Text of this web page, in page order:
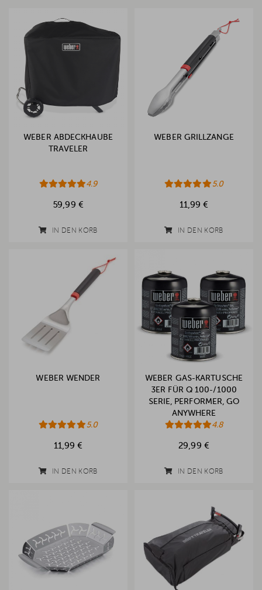
WEBER ABDECKHAUBE
TRAVELER
4.9
59,99 €
IN DEN KORB
WEBER GRILLZANGE
5.0
11,99 €
IN DEN KORB
WEBER WENDER
5.0
11,99 €
IN DEN KORB
WEBER GAS-KARTUSCHE
3ER FÜR Q 100-/1000
SERIE, PERFORMER, GO
ANYWHERE
4.8
29,99 €
IN DEN KORB